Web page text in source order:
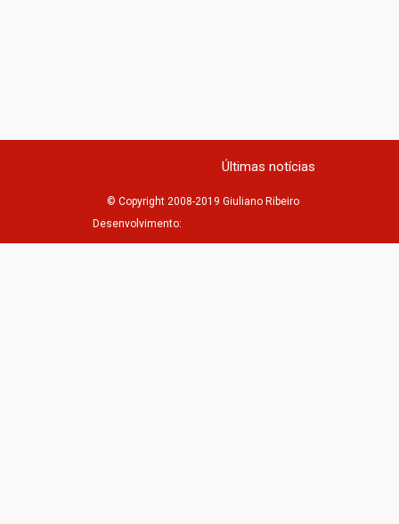
Últimas notícias
© Copyright 2008-2019 Giuliano Ribeiro
Desenvolvimento: